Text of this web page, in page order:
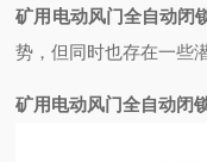
矿用电动风门全自动闭
势，但同时也存在一些
矿用电动风门全自动闭